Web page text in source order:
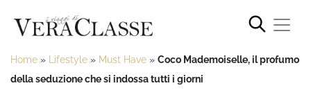
Home » Lifestyle » Must Have » Coco Mademoiselle, il profumo
della seduzione che si indossa tutti i giorni